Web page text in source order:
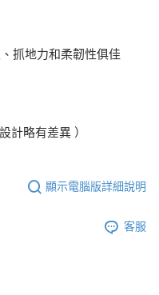
抓地力和柔韌性俱佳
計略有差異 ）
顯示電腦版詳細說明
客服